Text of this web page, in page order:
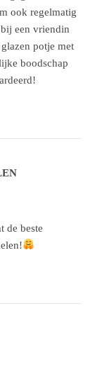
ook regelmatig
een vriendin
potje met
boodschap
de beste